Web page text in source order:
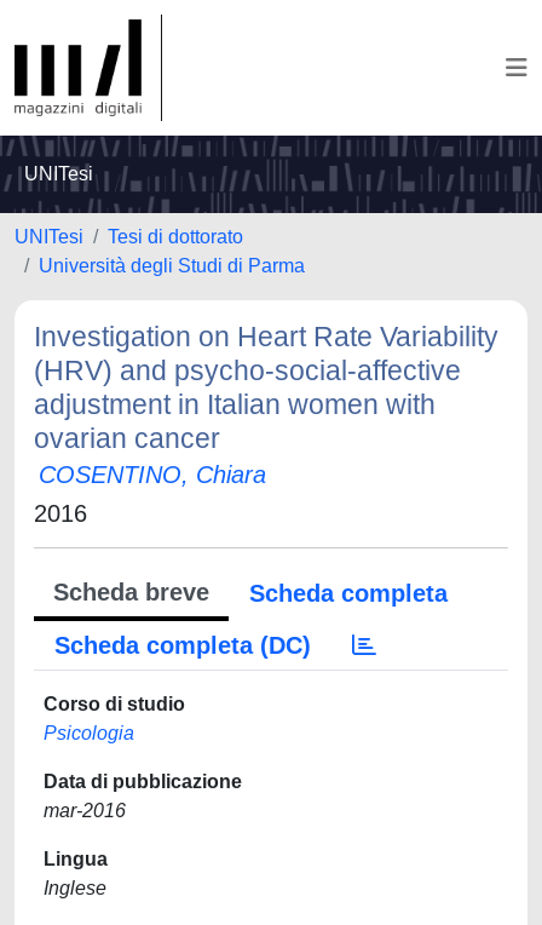
UNITesi
UNITesi
Tesi di dottorato
Università degli Studi di Parma
Investigation on Heart Rate Variability
(HRV) and psycho-social-affective
adjustment in Italian women with
ovarian cancer
COSENTINO, Chiara
2016
Scheda breve
Scheda completa
Scheda completa (DC)
Corso di studio
Psicologia
Data di pubblicazione
mar-2016
Lingua
Inglese